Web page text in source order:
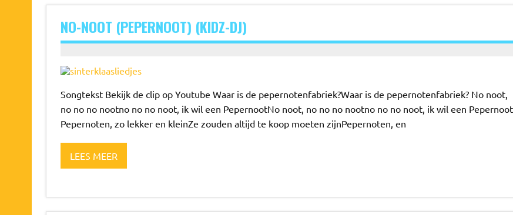
NO-NOOT (PEPERNOOT) (KIDZ-DJ)
Songtekst Bekijk de clip op Youtube Waar is de pepernotenfabriek?Waar is de pepernotenfabriek? No noot,
no no no nootno no no noot, ik wil een PepernootNo noot, no no no nootno no no noot, ik wil een Pepernoot
Pepernoten, zo lekker en kleinZe zouden altijd te koop moeten zijnPepernoten, en
LEES MEER